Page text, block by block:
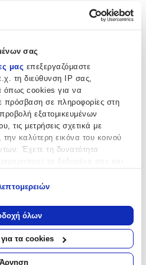
σας
μας επεξεργαζόμαστε
τη διεύθυνση IP σας,
όπως cookies για να
πρόσβαση σε πληροφορίες στη
εξατομικευμένων
τις μετρήσεις σχετικά με
την καλύτερη εικόνα του κοινού
Έχετε τη δυνατότητα
σχετικά με τη γεωγραφική
να είναι ακριβείς σε
συσκευή σας σαρώνοντας ενεργά
(δακτυλικό αποτύπωμα)
όλων
για τα cookies
Άρνηση